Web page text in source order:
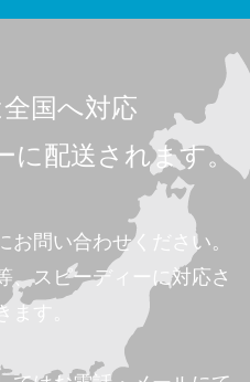
国へ対応
に配送されます。
問い合わせください。
、スピーディーに対応さ
ます。